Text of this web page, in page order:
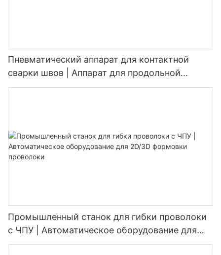
Пневматический аппарат для контактной
сварки швов | Аппарат для продольной
роликовой сварки
Промышленный станок для гибки проволоки
с ЧПУ | Автоматическое оборудование для
2D/3D формовки проволоки